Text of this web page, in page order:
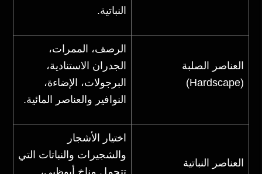
النباتية.
العناصر الصلبة
(Hardscape)
الرصف، الممرات،
الجدران الاستنادية،
البرجولات، الإضاءة،
النوافير والعناصر المائية.
العناصر النباتية
اختيار الأشجار
والشجيرات والنباتات التي
تتحمل مناخ أبوظبي،